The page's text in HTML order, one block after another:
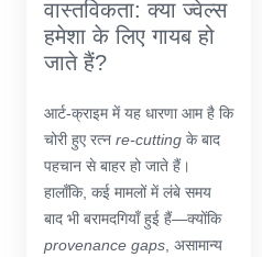
वास्तविकता: क्या ज्वेल्स
हमेशा के लिए गायब हो
जाते हैं?
आर्ट-क्राइम में यह धारणा आम है कि
चोरी हुए रत्न re-cutting के बाद
पहचान से बाहर हो जाते हैं।
हालाँकि, कई मामलों में लंबे समय
बाद भी बरामदगियाँ हुई हैं—क्योंकि
provenance gaps, असामान्य